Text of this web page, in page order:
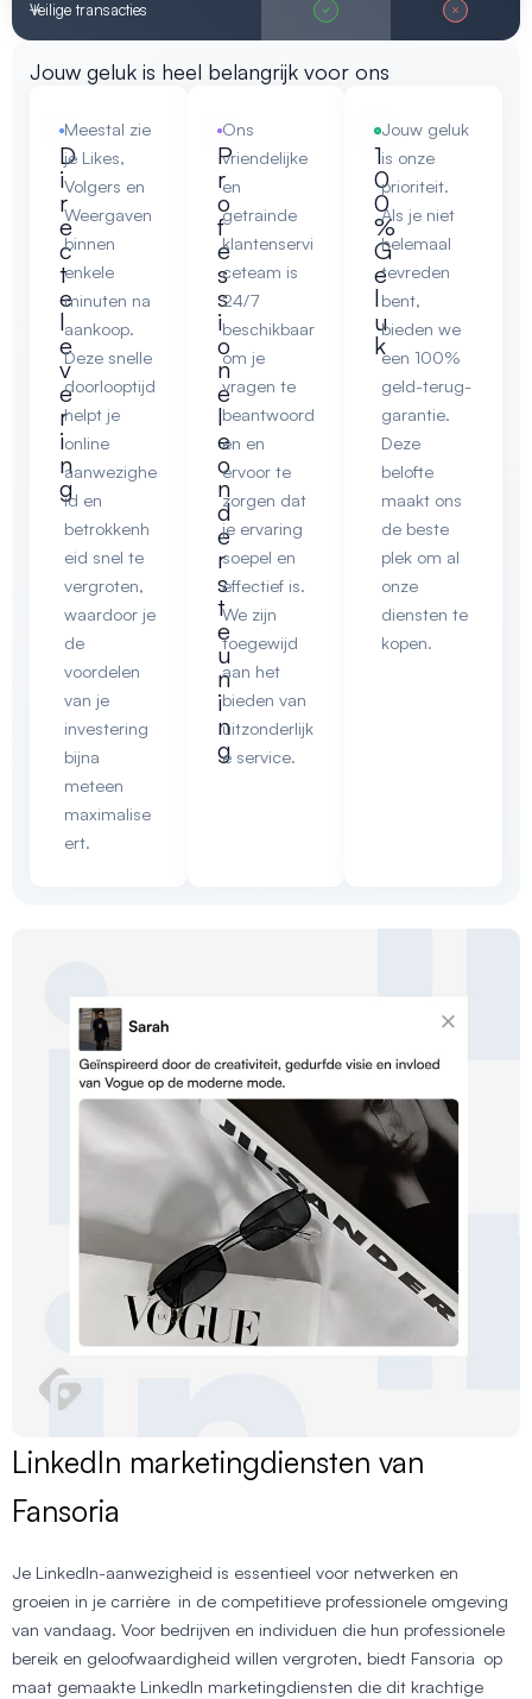
Veilige transacties
Jouw geluk is heel belangrijk voor ons
D
i
r
e
c
t
e
l
e
v
e
r
i
n
g
Meestal zie
je Likes,
Volgers en
Weergaven
binnen
enkele
minuten na
aankoop.
Deze snelle
doorlooptijd
helpt je
online
aanwezighe
id en
betrokkenh
eid snel te
vergroten,
waardoor je
de
voordelen
van je
investering
bijna
meteen
maximalise
ert.
P
r
o
f
e
s
s
i
o
n
e
l
e
o
n
d
e
r
s
t
e
u
n
i
n
g
Ons
vriendelijke
en
getrainde
klantenservi
ceteam is
24/7
beschikbaar
om je
vragen te
beantwoord
en en
ervoor te
zorgen dat
je ervaring
soepel en
effectief is.
We zijn
toegewijd
aan het
bieden van
uitzonderlijk
e service.
1
0
0
%
G
e
l
u
k
Jouw geluk
is onze
prioriteit.
Als je niet
helemaal
tevreden
bent,
bieden we
een 100%
geld-terug-
garantie.
Deze
belofte
maakt ons
de beste
plek om al
onze
diensten te
kopen.
LinkedIn marketingdiensten van
Fansoria
Je LinkedIn-aanwezigheid is essentieel voor netwerken en
groeien in je carrière in de competitieve professionele omgeving
van vandaag. Voor bedrijven en individuen die hun professionele
bereik en geloofwaardigheid willen vergroten, biedt Fansoria op
maat gemaakte LinkedIn marketingdiensten die dit krachtige